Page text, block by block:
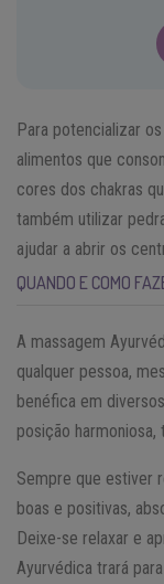
Para potencializar
alimentos que
cores dos chakras
também utilizar
ajudar a abrir os
QUANDO E COMO
A massagem
qualquer pessoa,
benéfica em
posição harmoniosa,
Sempre que estiver
boas e positivas,
Deixe-se relaxar e
Ayurvédica trará